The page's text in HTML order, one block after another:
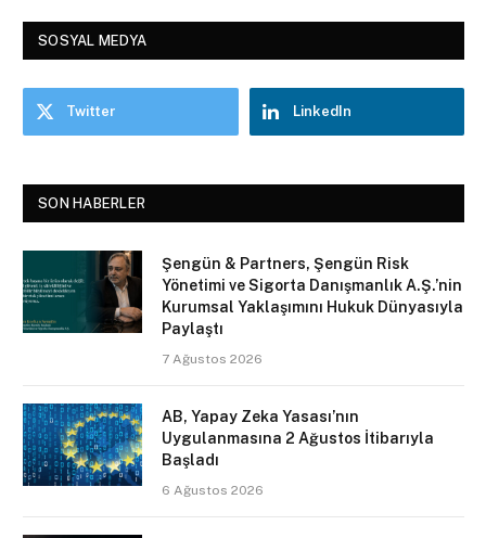
SOSYAL MEDYA
Twitter LinkedIn
SON HABERLER
Şengün & Partners, Şengün Risk
Yönetimi ve Sigorta Danışmanlık A.Ş.’nin
Kurumsal Yaklaşımını Hukuk Dünyasıyla
Paylaştı
7 Ağustos 2026
AB, Yapay Zeka Yasası’nın
Uygulanmasına 2 Ağustos İtibarıyla
Başladı
6 Ağustos 2026